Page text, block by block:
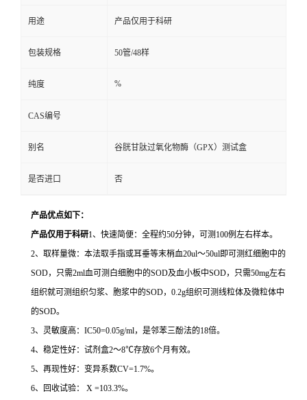
用途 产品仅用于科研
包装规格 50管/48样
纯度 %
CAS编号
别名 谷胱甘肽过氧化物酶（GPX）测试盒
是否进口 否
产品优点如下：
产品仅用于科研1、快速简便：全程约50分钟，可测100例左右样本。
2、取样量微：本法取手指或耳垂等末梢血20ul～50ul即可测红细胞中的
SOD，只需2ml血可测白细胞中的SOD及血小板中SOD，只需50mg左右
组织就可测组织匀浆、胞浆中的SOD，0.2g组织可测线粒体及微粒体中
的SOD。
3、灵敏度高：IC50=0.05g/ml，是邻苯三酚法的18倍。
4、稳定性好：试剂盒2～8℃存放6个月有效。
5、再现性好：变异系数CV=1.7%。
6、回收试验： X =103.3%。